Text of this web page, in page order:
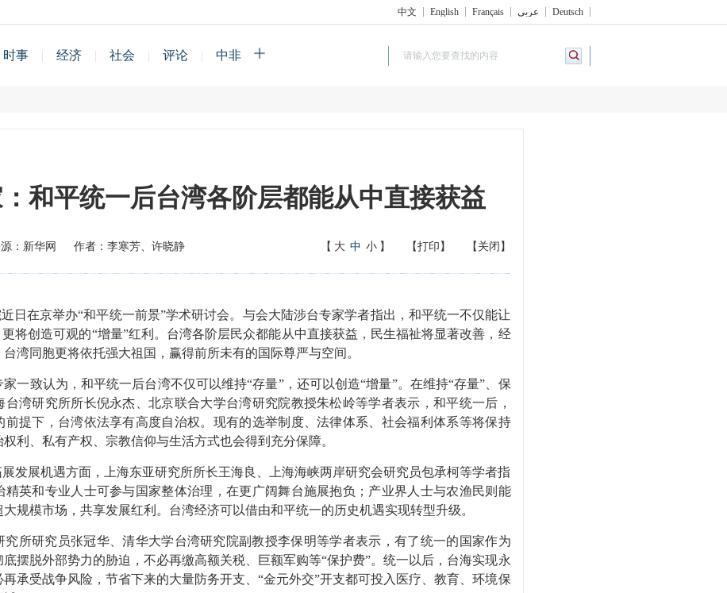
中文 English Français عربي Deutsch
时事 | 经济 | 社会 | 评论 | 中非
和平统一后台湾各阶层都能从中直接获益
：新华网 作者：李寒芳、许晓静 【关闭】
【打印】
【 大 中 小 】
日在京举办“和平统一前景”学术研讨会。与会大陆涉台专家学者指出，和平统一不仅能让
更将创造可观的“增量”红利。台湾各阶层民众都能从中直接获益，民生福祉将显著改善，经
湾同胞更将依托强大祖国，赢得前所未有的国际尊严与空间。
致认为，和平统一后台湾不仅可以维持“存量”，还可以创造“增量”。在维持“存量”、保
台湾研究所所长倪永杰、北京联合大学台湾研究院教授朱松岭等学者表示，和平统一后，
前提下，台湾依法享有高度自治权。现有的选举制度、法律体系、社会福利体系等将保持
利、私有产权、宗教信仰与生活方式也会得到充分保障。
展机遇方面，上海东亚研究所所长王海良、上海海峡两岸研究会研究员包承柯等学者指
精英和专业人士可参与国家整体治理，在更广阔舞台施展抱负；产业界人士与农渔民则能
规模市场，共享发展红利。台湾经济可以借由和平统一的历史机遇实现转型升级。
研究员张冠华、清华大学台湾研究院副教授李保明等学者表示，有了统一的国家作为
摆脱外部势力的胁迫，不必再缴高额关税、巨额军购等“保护费”。统一以后，台海实现永
承受战争风险，节省下来的大量防务开支、“金元外交”开支都可投入医疗、教育、环境保